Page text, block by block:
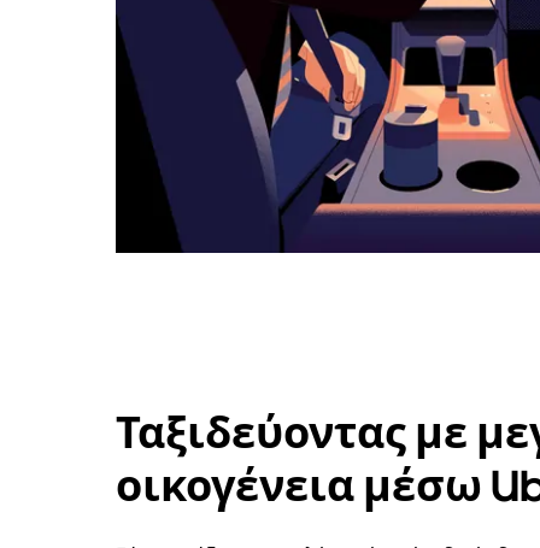
Ταξιδεύοντας με
οικογένεια μέσω